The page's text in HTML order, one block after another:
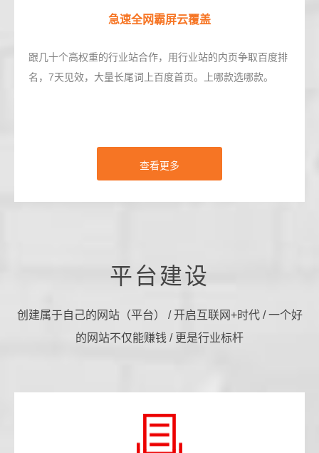
急速全网霸屏云覆盖
跟几十个高权重的行业站合作，用行业站的内页争取百度排
名，7天见效，大量长尾词上百度首页。上哪款选哪款。
查看更多
平台建设
创建属于自己的网站（平台） / 开启互联网+时代 / 一个好
的网站不仅能赚钱 / 更是行业标杆